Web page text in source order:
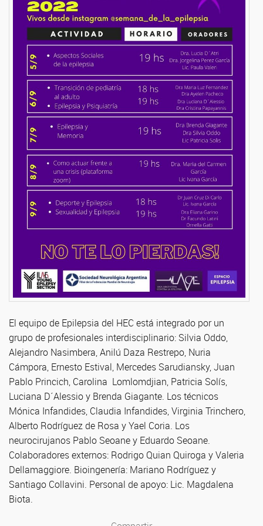
El equipo de Epilepsia del HEC está integrado por un
grupo de profesionales interdisciplinario: Silvia Oddo,
Alejandro Nasimbera, Anilú Daza Restrepo, Nuria
Cámpora, Ernesto Estival, Mercedes Sarudiansky, Juan
Pablo Princich, Carolina Lomlomdjian, Patricia Solís,
Luciana D´Alessio y Brenda Giagante. Los técnicos
Mónica Infandides, Claudia Infandides, Virginia Trinchero,
Alberto Rodríguez de Rosa y Yael Coria. Los
neurocirujanos Pablo Seoane y Eduardo Seoane.
Colaboradores externos: Rodrigo Quian Quiroga y Valeria
Dellamaggiore. Bioingenería: Mariano Rodríguez y
Santiago Collavini. Personal de apoyo: Lic. Magdalena
Biota.